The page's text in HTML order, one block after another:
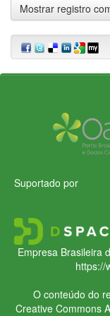
Mostrar registro
Suportado por
Empresa Brasileira
https://
O conteúdo do
Creative Commons